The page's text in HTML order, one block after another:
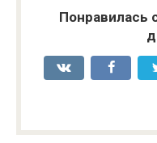
Понравилась